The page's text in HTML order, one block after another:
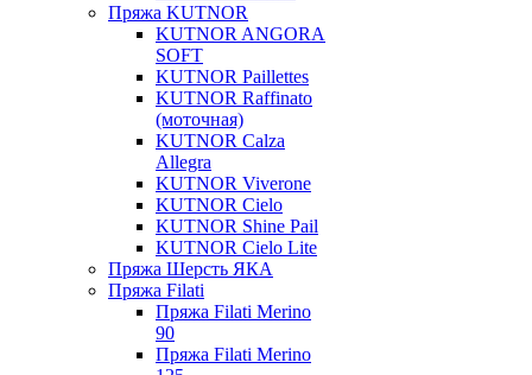
Пряжа KUTNOR
KUTNOR ANGORA
SOFT
KUTNOR Paillettes
KUTNOR Raffinato
(моточная)
KUTNOR Calza
Allegra
KUTNOR Viverone
KUTNOR Cielo
KUTNOR Shine Pail
KUTNOR Cielo Lite
Пряжа Шерсть ЯКА
Пряжа Filati
Пряжа Filati Merino
90
Пряжа Filati Merino